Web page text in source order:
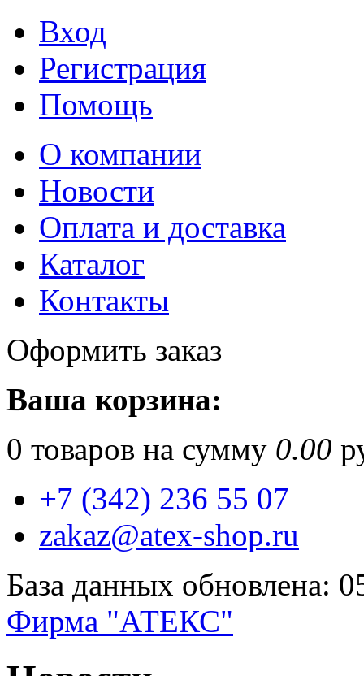
Вход
Регистрация
Помощь
О компании
Новости
Оплата и доставка
Каталог
Контакты
Оформить заказ
Ваша корзина:
0 товаров на сумму 0.00
+7 (342) 236 55 07
zakaz@atex-shop.ru
База данных обновлена:
Фирма "АТЕКС"